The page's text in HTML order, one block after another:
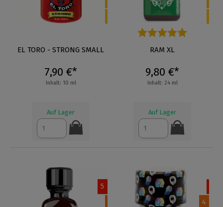
EL TORO - STRONG SMALL
7,90 €*
Inhalt: 10 ml
Auf Lager
Durchschnittliche
RAM XL
9,80 €*
Inhalt: 24 ml
Auf Lager
5
4